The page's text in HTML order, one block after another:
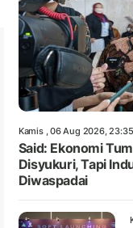
Kamis , 06 Aug 2026,
Said: Ekonomi
Disyukuri, Tapi
Diwaspadai